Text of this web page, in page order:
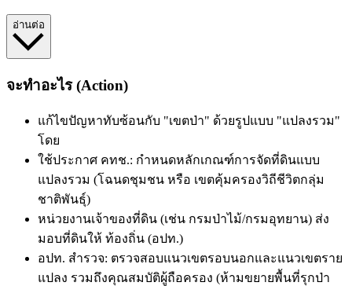
อ่านต่อ
จะทำอะไร (Action)
แก้ไขปัญหาทับซ้อนกับ "เขตป่า" ด้วยรูปแบบ "แปลงรวม"
โดย
ใช้ประกาศ คทช.: กำหนดหลักเกณฑ์การจัดที่ดินแบบ
แปลงรวม (โฉนดชุมชน หรือ เขตคุ้มครองวิถีชีวิตกลุ่ม
ชาติพันธุ์)
หน่วยงานเจ้าของที่ดิน (เช่น กรมป่าไม้/กรมอุทยาน) ส่ง
มอบที่ดินให้ ท้องถิ่น (อปท.)
อปท. สำรวจ: ตรวจสอบแนวเขตรอบนอกและแนวเขตราย
แปลง รวมถึงคุณสมบัติผู้ถือครอง (ห้ามขยายพื้นที่รุกป่า